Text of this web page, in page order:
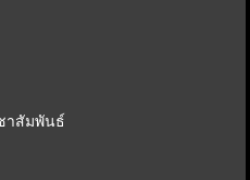
าสัมพันธ์